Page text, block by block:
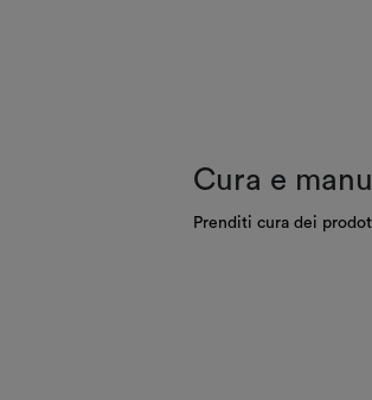
Cura e
Prenditi cura dei